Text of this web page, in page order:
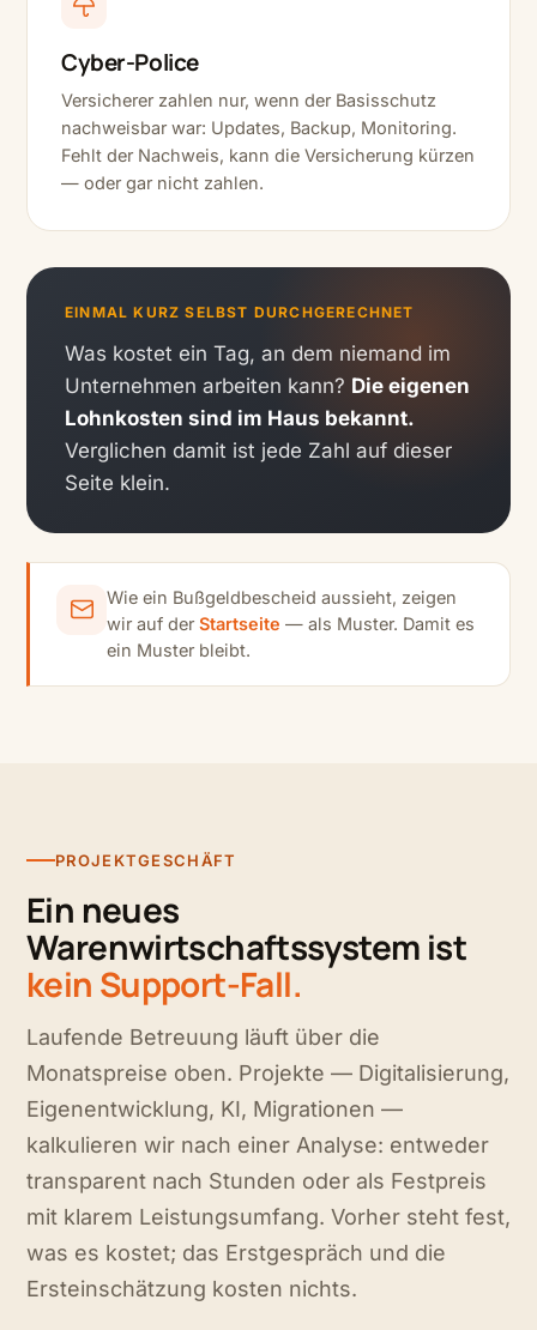
Cyber-Police
Versicherer zahlen nur, wenn der Basisschutz
nachweisbar war: Updates, Backup, Monitoring.
Fehlt der Nachweis, kann die Versicherung kürzen
— oder gar nicht zahlen.
EINMAL KURZ SELBST DURCHGERECHNET
Was kostet ein Tag, an dem niemand im
Unternehmen arbeiten kann? Die eigenen
Lohnkosten sind im Haus bekannt.
Verglichen damit ist jede Zahl auf dieser
Seite klein.
Wie ein Bußgeldbescheid aussieht, zeigen
wir auf derStartseite — als Muster. Damit es
ein Muster bleibt.
PROJEKTGESCHÄFT
Ein neues
Warenwirtschaftssystem ist
kein Support-Fall.
Laufende Betreuung läuft über die
Monatspreise oben. Projekte — Digitalisierung,
Eigenentwicklung, KI, Migrationen —
kalkulieren wir nach einer Analyse: entweder
transparent nach Stunden oder als Festpreis
mit klarem Leistungsumfang. Vorher steht fest,
was es kostet; das Erstgespräch und die
Ersteinschätzung kosten nichts.